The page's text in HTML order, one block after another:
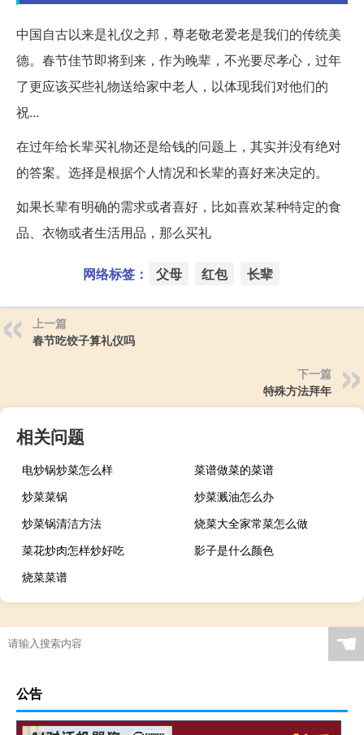
中国自古以来是礼仪之邦，尊老敬老爱老是我们的传统美
德。春节佳节即将到来，作为晚辈，不光要尽孝心，过年
了更应该买些礼物送给家中老人，以体现我们对他们的
祝...
在过年给长辈买礼物还是给钱的问题上，其实并没有绝对
的答案。选择是根据个人情况和长辈的喜好来决定的。
如果长辈有明确的需求或者喜好，比如喜欢某种特定的食
品、衣物或者生活用品，那么买礼
网络标签： 父母 红包 长辈
上一篇
春节吃饺子算礼仪吗
下一篇
特殊方法拜年
相关问题
电炒锅炒菜怎么样
菜谱做菜的菜谱
炒菜菜锅
炒菜溅油怎么办
炒菜锅清洁方法
烧菜大全家常菜怎么做
菜花炒肉怎样炒好吃
影子是什么颜色
烧菜菜谱
☚
公告